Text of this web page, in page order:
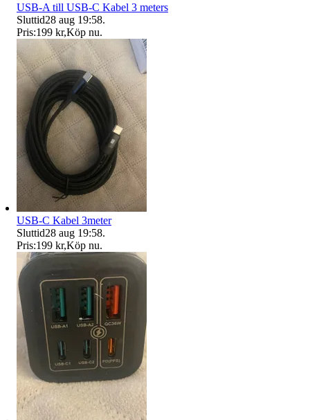
USB-A till USB-C Kabel 3 meters
Sluttid28 aug 19:58.
Pris:199 kr,Köp nu.
USB-C Kabel 3meter
Sluttid28 aug 19:58.
Pris:199 kr,Köp nu.